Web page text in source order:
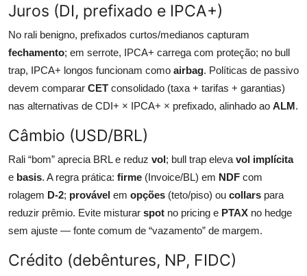
Juros (DI, prefixado e IPCA+)
No rali benigno, prefixados curtos/medianos capturam
fechamento; em serrote, IPCA+ carrega com proteção; no bull
trap, IPCA+ longos funcionam como airbag. Políticas de passivo
devem comparar CET consolidado (taxa + tarifas + garantias)
nas alternativas de CDI+ × IPCA+ × prefixado, alinhado ao ALM.
Câmbio (USD/BRL)
Rali “bom” aprecia BRL e reduz vol; bull trap eleva vol implícita
e basis. A regra prática: firme (Invoice/BL) em NDF com
rolagem D-2; provável em opções (teto/piso) ou collars para
reduzir prêmio. Evite misturar spot no pricing e PTAX no hedge
sem ajuste — fonte comum de “vazamento” de margem.
Crédito (debêntures, NP, FIDC)